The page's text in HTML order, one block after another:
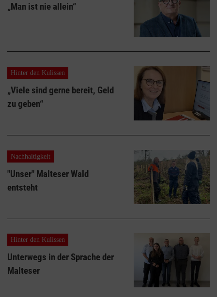
„Man ist nie allein“
Hinter den Kulissen
„Viele sind gerne bereit, Geld
zu geben“
Nachhaltigkeit
"Unser" Malteser Wald
entsteht
Hinter den Kulissen
Unterwegs in der Sprache der
Malteser